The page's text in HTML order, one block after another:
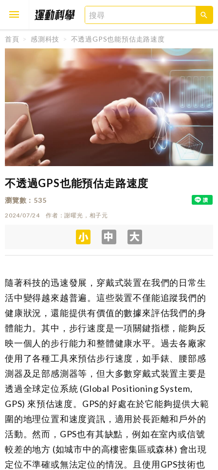
首頁 感測科技 不透過GPS也能預估走路速度
不透過GPS也能預估走路速度
瀏覽數 535
2024/07/24 作者 謝曜光，相子元
隨著科技的迅速發展，穿戴式裝置在我們的日常生
活中變得越來越普遍。這些裝置不僅能追蹤我們的
健康狀況，還能提供有價值的數據來評估我們的身
體能力。其中，步行速度是一項關鍵指標，能夠反
映一個人的步行能力和整體健康水平。過去各廠家
使用了各種工具來預估步行速度，如手錶、腰部感
測器及足部感測器等，但大多數穿戴式裝置主要是
透過全球定位系統 (Global Positioning System,
GPS) 來預估速度。GPS的好處在於它能夠提供大範
圍的地理位置和速度資訊，適用於長距離和戶外的
活動。然而，GPS也有其缺點，例如在室內或信號
較差的地方 (如城市中的高樓密集區或森林) 會出現
定位不準確或無法定位的情況。且使用GPS技術也
取消 確定